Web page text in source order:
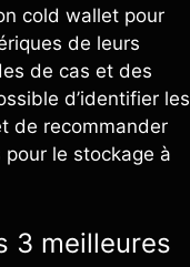
cold wallet pour
de leurs
de cas et des
d’identifier les
de recommander
le stockage à
3 meilleures